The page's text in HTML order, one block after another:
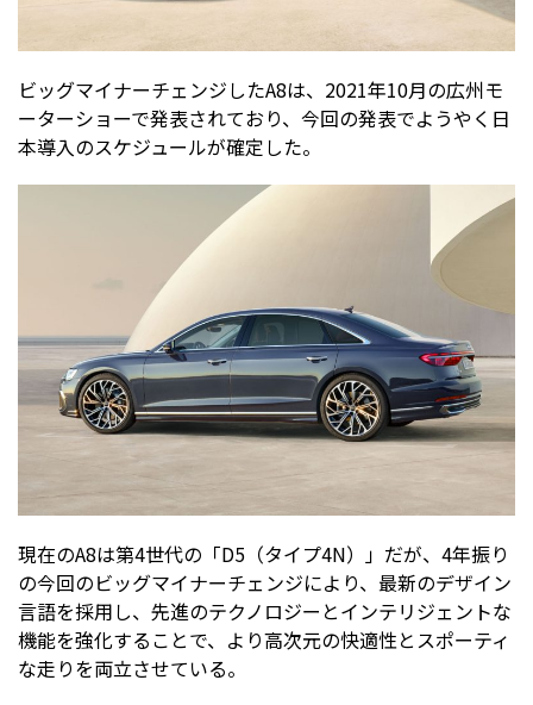
ビッグマイナーチェンジしたA8は、2021年10月の広州モ
ーターショーで発表されており、今回の発表でようやく日
本導入のスケジュールが確定した。
現在のA8は第4世代の「D5（タイプ4N）」だが、4年振り
の今回のビッグマイナーチェンジにより、最新のデザイン
言語を採用し、先進のテクノロジーとインテリジェントな
機能を強化することで、より高次元の快適性とスポーティ
な走りを両立させている。